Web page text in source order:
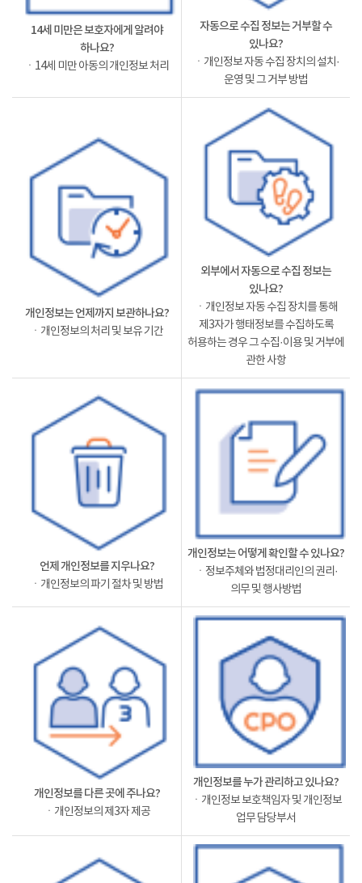
14세 미만은 보호자에게 알려야
하나요?
ㆍ14세 미만 아동의 개인정보 처리
자동으로 수집 정보는 거부할 수
있나요?
ㆍ개인정보 자동 수집 장치의 설치·
운영 및 그 거부 방법
개인정보는 언제까지 보관하나요?
ㆍ개인정보의 처리 및 보유 기간
외부에서 자동으로 수집 정보는
있나요?
ㆍ개인정보 자동 수집 장치를 통해
제3자가 행태정보를 수집하도록
허용하는 경우 그 수집·이용 및 거부에
관한 사항
언제 개인정보를 지우나요?
ㆍ개인정보의 파기 절차 및 방법
개인정보는 어떻게 확인할 수 있나요?
ㆍ정보주체와 법정대리인의 권리·
의무 및 행사방법
개인정보를 다른 곳에 주나요?
ㆍ개인정보의 제3자 제공
개인정보를 누가 관리하고 있나요?
ㆍ개인정보 보호책임자 및 개인정보
업무 담당부서